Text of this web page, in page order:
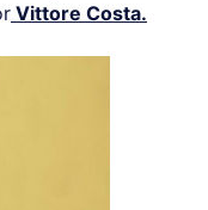
Vittore Costa.